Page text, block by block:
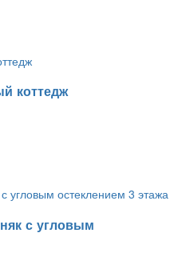
коттедж
с угловым